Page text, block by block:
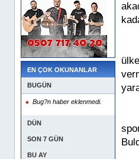
EN ÇOK OKUNANLAR
BUGÜN
Bug?n haber eklenmedi.
DÜN
SON 7 GÜN
BU AY